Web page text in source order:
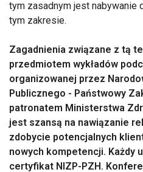
tym zasadnym jest nabywanie
tym zakresie.
Zagadnienia związane z tą
przedmiotem wykładów
organizowanej przez
Publicznego - Państwowy
patronatem Ministerstwa
jest szansą na nawiązanie
zdobycie potencjalnych
nowych kompetencji. Każdy
certyfikat NIZP-PZH.